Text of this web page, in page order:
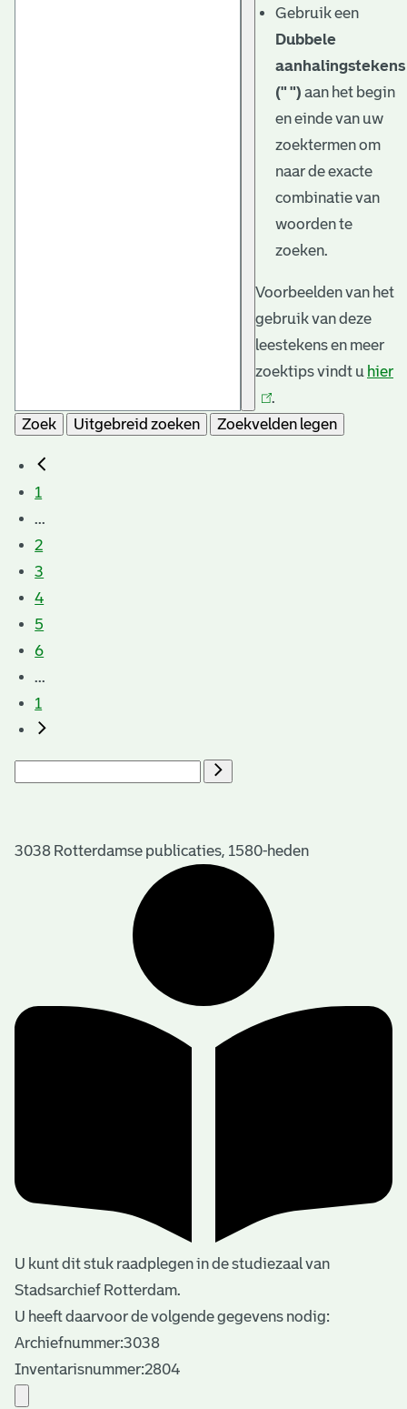
Gebruik een
Dubbele
aanhalingstekens
(" ") aan het begin
en einde van uw
zoektermen om
naar de exacte
combinatie van
woorden te
zoeken.
Voorbeelden van het
gebruik van deze
leestekens en meer
zoektips vindt u hier
.
Zoek
Uitgebreid zoeken Zoekvelden legen
1
...
2
3
4
5
6
...
1
3038 Rotterdamse publicaties, 1580-heden
U kunt dit stuk raadplegen in de studiezaal van
Stadsarchief Rotterdam.
U heeft daarvoor de volgende gegevens nodig:
Archiefnummer:3038
Inventarisnummer:2804